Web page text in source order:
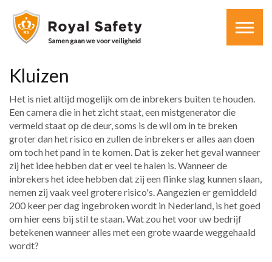
Kluizen
Het is niet altijd mogelijk om de inbrekers buiten te houden.
Een camera die in het zicht staat, een mistgenerator die
vermeld staat op de deur, soms is de wil om in te breken
groter dan het risico en zullen de inbrekers er alles aan doen
om toch het pand in te komen. Dat is zeker het geval wanneer
zij het idee hebben dat er veel te halen is. Wanneer de
inbrekers het idee hebben dat zij een flinke slag kunnen slaan,
nemen zij vaak veel grotere risico's. Aangezien er gemiddeld
200 keer per dag ingebroken wordt in Nederland, is het goed
om hier eens bij stil te staan. Wat zou het voor uw bedrijf
betekenen wanneer alles met een grote waarde weggehaald
wordt?